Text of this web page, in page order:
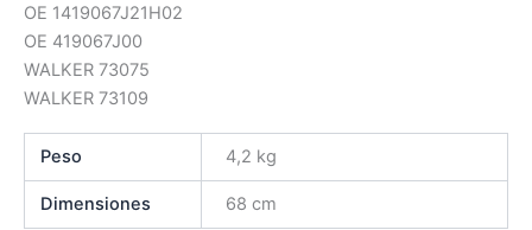
OE 1419067J21H02
OE 419067J00
WALKER 73075
WALKER 73109
Peso 4,2 kg
Dimensiones 68 cm